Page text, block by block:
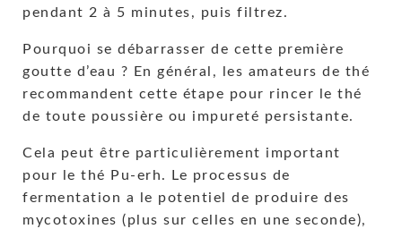
pendant 2 à 5 minutes, puis filtrez.
Pourquoi se débarrasser de cette première
goutte d’eau ? En général, les amateurs de thé
recommandent cette étape pour rincer le thé
de toute poussière ou impureté persistante.
Cela peut être particulièrement important
pour le thé Pu-erh. Le processus de
fermentation a le potentiel de produire des
mycotoxines (plus sur celles en une seconde),